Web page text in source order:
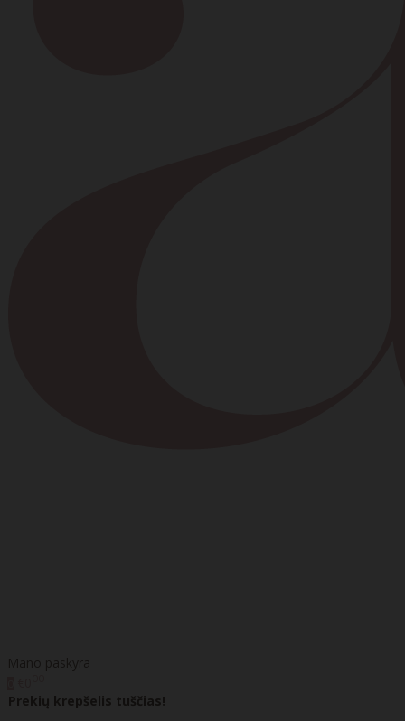
Mano paskyra
Prekių krepšelis tuščias!